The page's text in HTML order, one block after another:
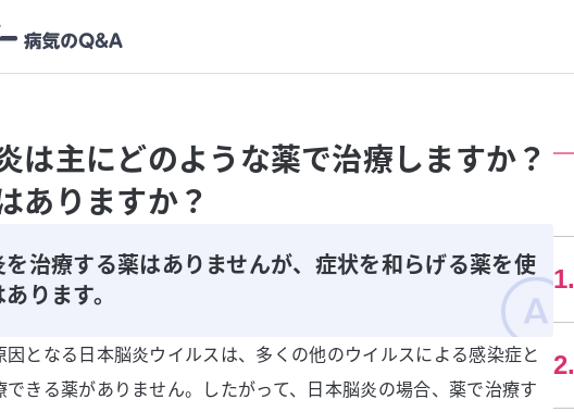
は主にどのような薬で治療しますか？
ありますか？
を治療する薬はありませんが、症状を和らげる薬を使
ります。
因となる日本脳炎ウイルスは、多くの他のウイルスによる感染症と
できる薬がありません。したがって、日本脳炎の場合、薬で治療す
1.
2.